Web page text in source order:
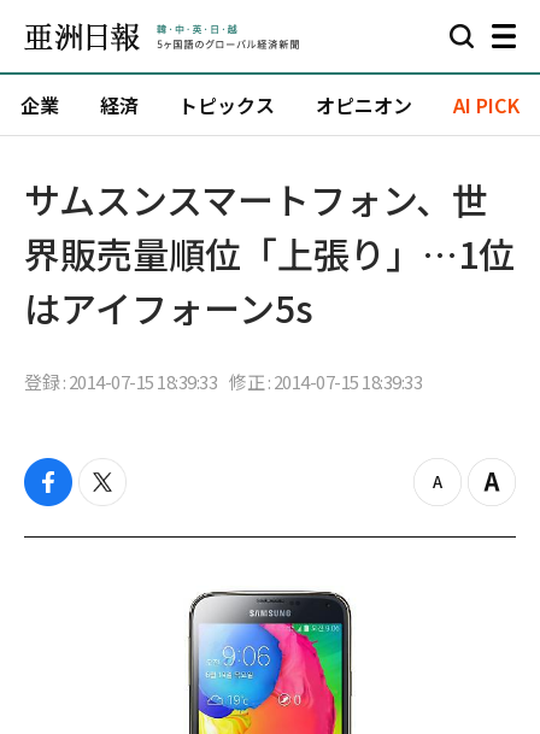
企業 経済 トピックス オピニオン AI PICK
サムスンスマートフォン、世
界販売量順位「上張り」…1位
はアイフォーン5s
登録 : 2014-07-15 18:39:33 修正 : 2014-07-15 18:39:33
f
c
t
i
z
o
Z
o